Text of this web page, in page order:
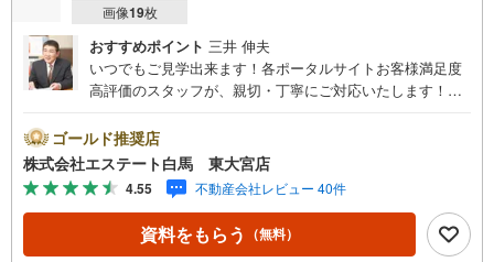
画像19枚
おすすめポイント 三井 伸夫
いつでもご見学出来ます！各ポータルサイトお客様満足度
高評価のスタッフが、親切・丁寧にご対応いたします！当
やすい店舗です。お気軽にお立ち寄り下さい。～人気のリ
モート見学・リモート相談サービス～・小さいお子様や家
事で外出できない、天気が悪く外出したくない時・LINEや
ZOOMなど無料のアプリですぐにご利用いただけます・リ
モート見学はスタッフがご興味ある物件の現地から映像を
お届けします・写真では伝わりにくい「空気感」や違うア
ゴールド推奨店
株式会社エステート白馬 東大宮店
4.55 不動産会社レビュー 40件
資料をもらう （無料）